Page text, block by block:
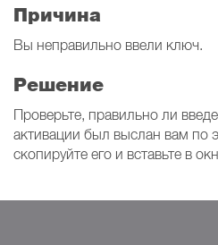
Причина
Вы неправильно ввели ключ.
Решение
Проверьте, правильно ли
активации был выслан вам по
скопируйте его и вставьте в